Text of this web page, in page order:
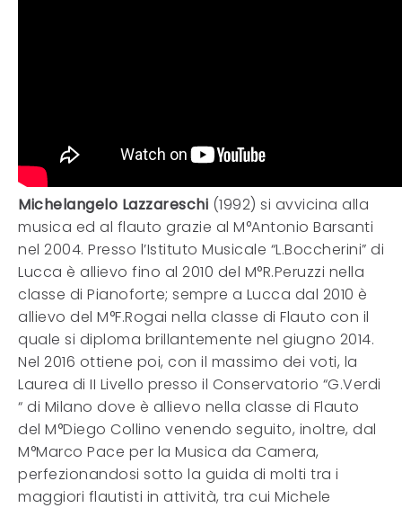
Michelangelo Lazzareschi (1992) si avvicina alla
musica ed al flauto grazie al M°Antonio Barsanti
nel 2004. Presso l’Istituto Musicale “L.Boccherini” di
Lucca è allievo fino al 2010 del M°R.Peruzzi nella
classe di Pianoforte; sempre a Lucca dal 2010 è
allievo del M°F.Rogai nella classe di Flauto con il
quale si diploma brillantemente nel giugno 2014.
Nel 2016 ottiene poi, con il massimo dei voti, la
Laurea di II Livello presso il Conservatorio “G.Verdi
“ di Milano dove è allievo nella classe di Flauto
del M°Diego Collino venendo seguito, inoltre, dal
M°Marco Pace per la Musica da Camera,
perfezionandosi sotto la guida di molti tra i
maggiori flautisti in attività, tra cui Michele